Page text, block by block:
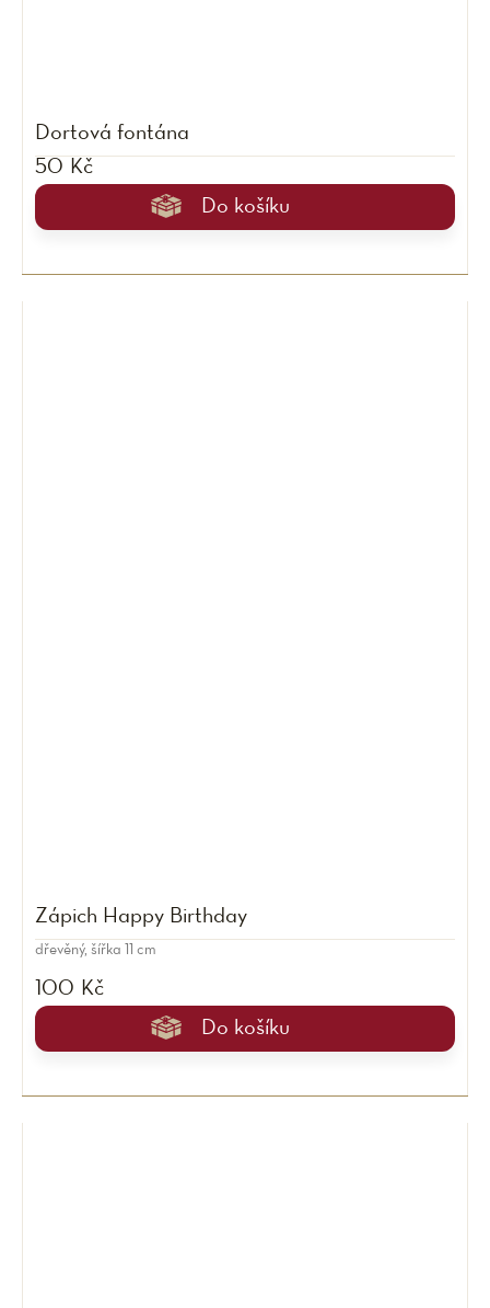
Dortová fontána
50 Kč
Do košíku
Zápich Happy Birthday
100 Kč
Do košíku
dřevěný, šířka 11 cm